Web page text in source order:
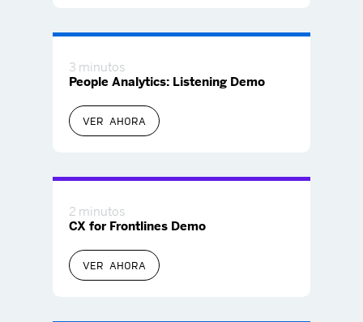
3 minutos
People Analytics: Listening Demo
VER AHORA
2 minutos
CX for Frontlines Demo
VER AHORA